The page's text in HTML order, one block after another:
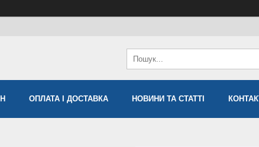
ОПЛАТА І ДОСТАВКА НОВИНИ ТА СТАТТІ